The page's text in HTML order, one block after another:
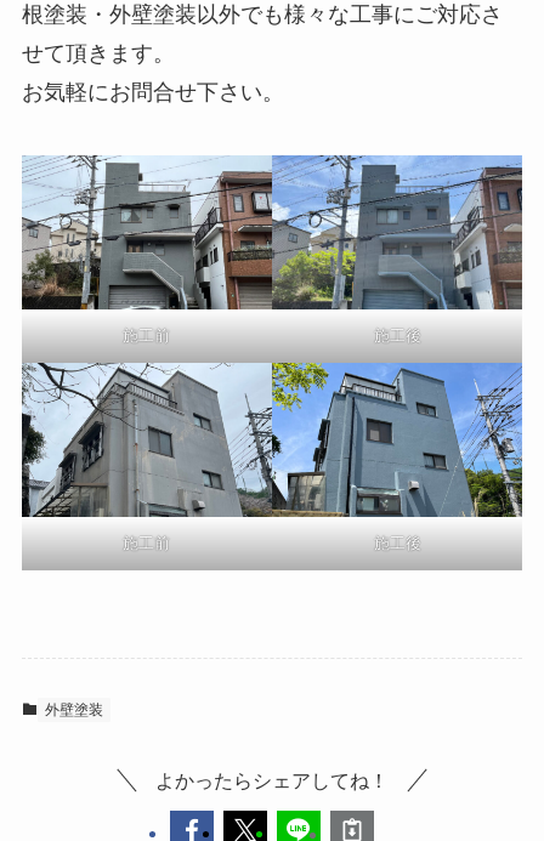
根塗装・外壁塗装以外でも様々な工事にご対応さ
せて頂きます。
お気軽にお問合せ下さい。
施工前 施工後
施工前 施工後
外壁塗装
よかったらシェアしてね！